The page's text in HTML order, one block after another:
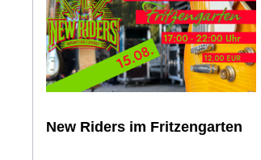
New Riders im Fritzengarten